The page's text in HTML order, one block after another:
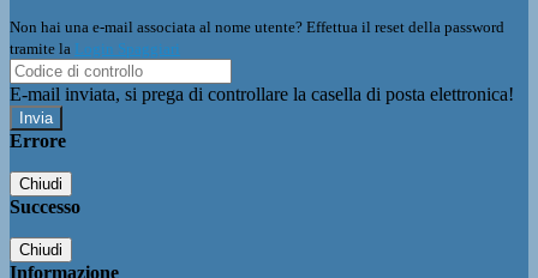
Non hai una e-mail associata al nome utente? Effettua il reset della password
tramite la Login Spaggiari
E-mail inviata, si prega di controllare la casella di posta elettronica!
Errore
Chiudi
Successo
Chiudi
Informazione